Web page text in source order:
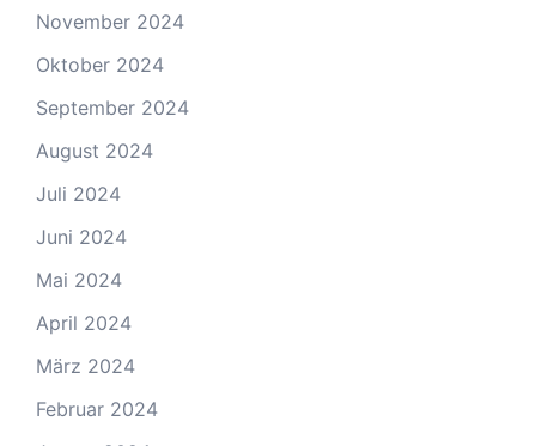
November 2024
Oktober 2024
September 2024
August 2024
Juli 2024
Juni 2024
Mai 2024
April 2024
März 2024
Februar 2024